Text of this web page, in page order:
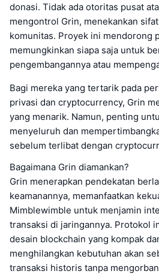
donasi. Tidak ada otoritas pusat
mengontrol Grin, menekankan
komunitas. Proyek ini mendorong
memungkinkan siapa saja untuk
pengembangannya atau
Bagi mereka yang tertarik pada
privasi dan cryptocurrency, Grin
yang menarik. Namun, penting
menyeluruh dan
sebelum terlibat dengan
Bagaimana Grin diamankan?
Grin menerapkan pendekatan
keamanannya, memanfaatkan
Mimblewimble untuk menjamin
transaksi di jaringannya. Protokol
desain blockchain yang kompak
menghilangkan kebutuhan akan
transaksi historis tanpa